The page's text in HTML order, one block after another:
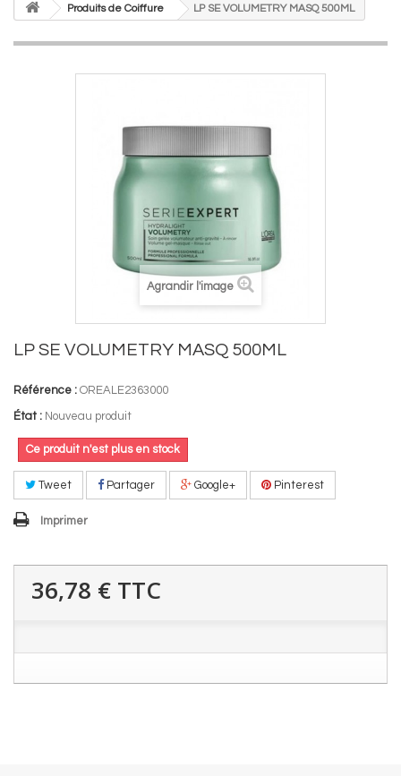
Produits de Coiffure LP SE VOLUMETRY MASQ 500ML
Agrandir l'image
LP SE VOLUMETRY MASQ 500ML
Référence : OREALE2363000
État : Nouveau produit
Ce produit n'est plus en stock
Tweet Partager Google+ Pinterest
Imprimer
36,78 € TTC